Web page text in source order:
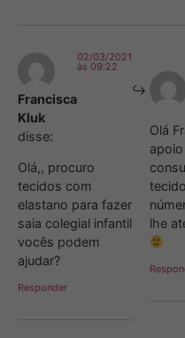
Francisca
Kluk
disse:
02/03/2021
às 09:22
Olá,, procuro
tecidos com
elastano para fazer
saia colegial infantil
vocês podem
ajudar?
Responder
Olá
lhe